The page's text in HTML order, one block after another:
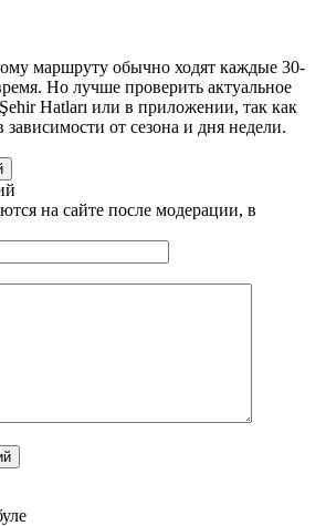
маршруту обычно ходят каждые 30-
Но лучше проверить актуальное
Hatları или в приложении, так как
от сезона и дня недели.
на сайте после модерации, в